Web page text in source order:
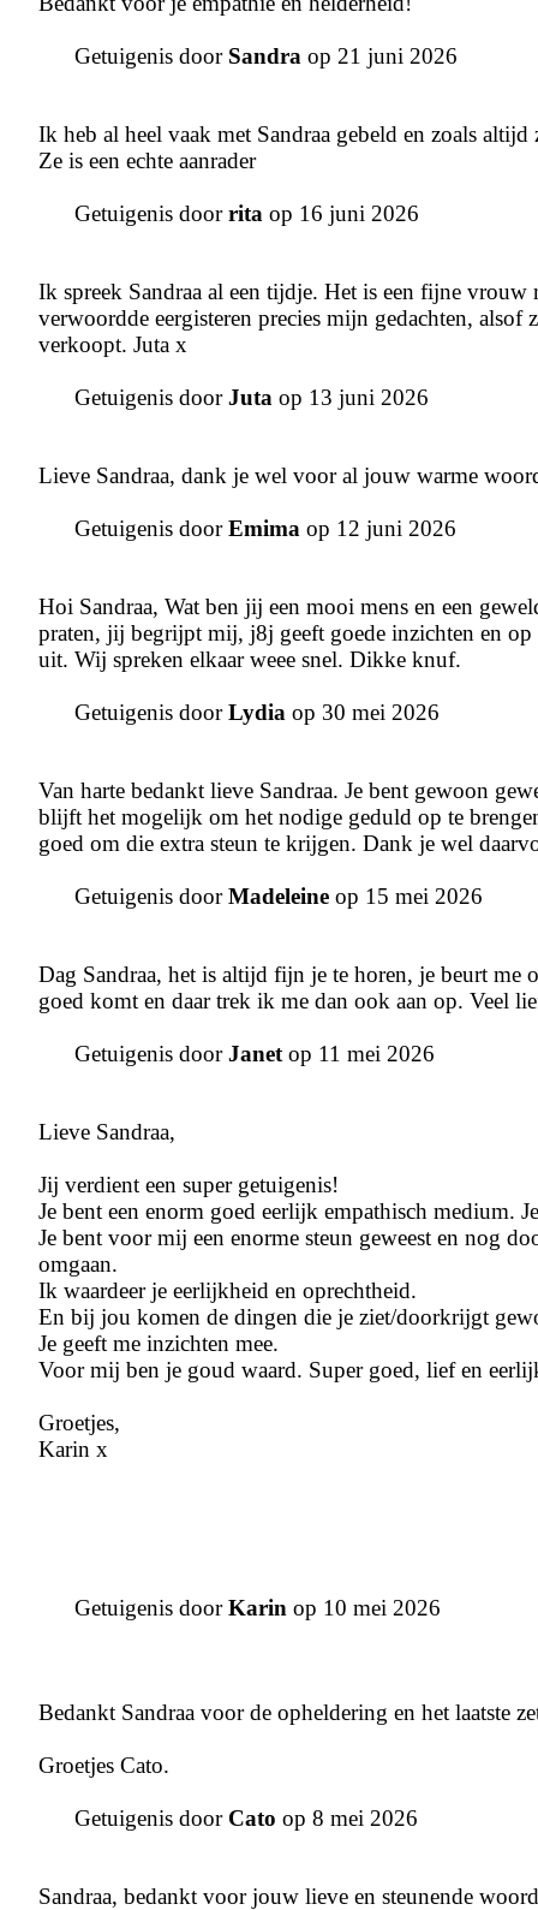
Getuigenis door Sandra op 21 juni 2026
Ik heb al heel vaak met Sandraa gebeld en zoals
Ze is een echte aanrader
Getuigenis doorrita op 16 juni 2026
Ik spreek Sandraa al een tijdje. Het is een fijne
verwoordde eergisteren precies mijn gedachten,
verkoopt. Juta x
Getuigenis doorJuta op 13 juni 2026
Lieve Sandraa, dank je wel voor al jouw warme
Getuigenis doorEmima op 12 juni 2026
Hoi Sandraa, Wat ben jij een mooi mens en een
praten, jij begrijpt mij, j8j geeft goede inzichten en
uit. Wij spreken elkaar weee snel. Dikke knuf.
Getuigenis doorLydia op 30 mei 2026
Van harte bedankt lieve Sandraa. Je bent gewoon
blijft het mogelijk om het nodige geduld op te
goed om die extra steun te krijgen. Dank je wel
Getuigenis doorMadeleine op 15 mei 2026
Dag Sandraa, het is altijd fijn je te horen, je beurt
goed komt en daar trek ik me dan ook aan op. Veel
Getuigenis doorJanetop 11 mei 2026
Lieve Sandraa,
Jij verdient een super getuigenis!
Je bent een enorm goed eerlijk empathisch medium.
Je bent voor mij een enorme steun geweest en nog
omgaan.
Ik waardeer je eerlijkheid en oprechtheid.
En bij jou komen de dingen die je ziet/doorkrijgt
Je geeft me inzichten mee.
Voor mij ben je goud waard. Super goed, lief en
Groetjes,
Karin x
Getuigenis doorKarin op 10 mei 2026
Bedankt Sandraa voor de opheldering en het laatste
Groetjes Cato.
Getuigenis door Cato op 8 mei 2026
Sandraa, bedankt voor jouw lieve en steunende